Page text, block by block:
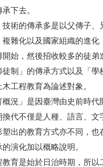
下去。
術的傳承多是以父傳子
雜化以及國家組織的進
始，然後招收較多的徒
制」的傳承方式以及「
工程教育為論述對象。
況」是因臺灣由史前時
代不僅是人種、語言、
出的教育方式亦不同，
演化加以概略說明。
育是始於日治時期，所